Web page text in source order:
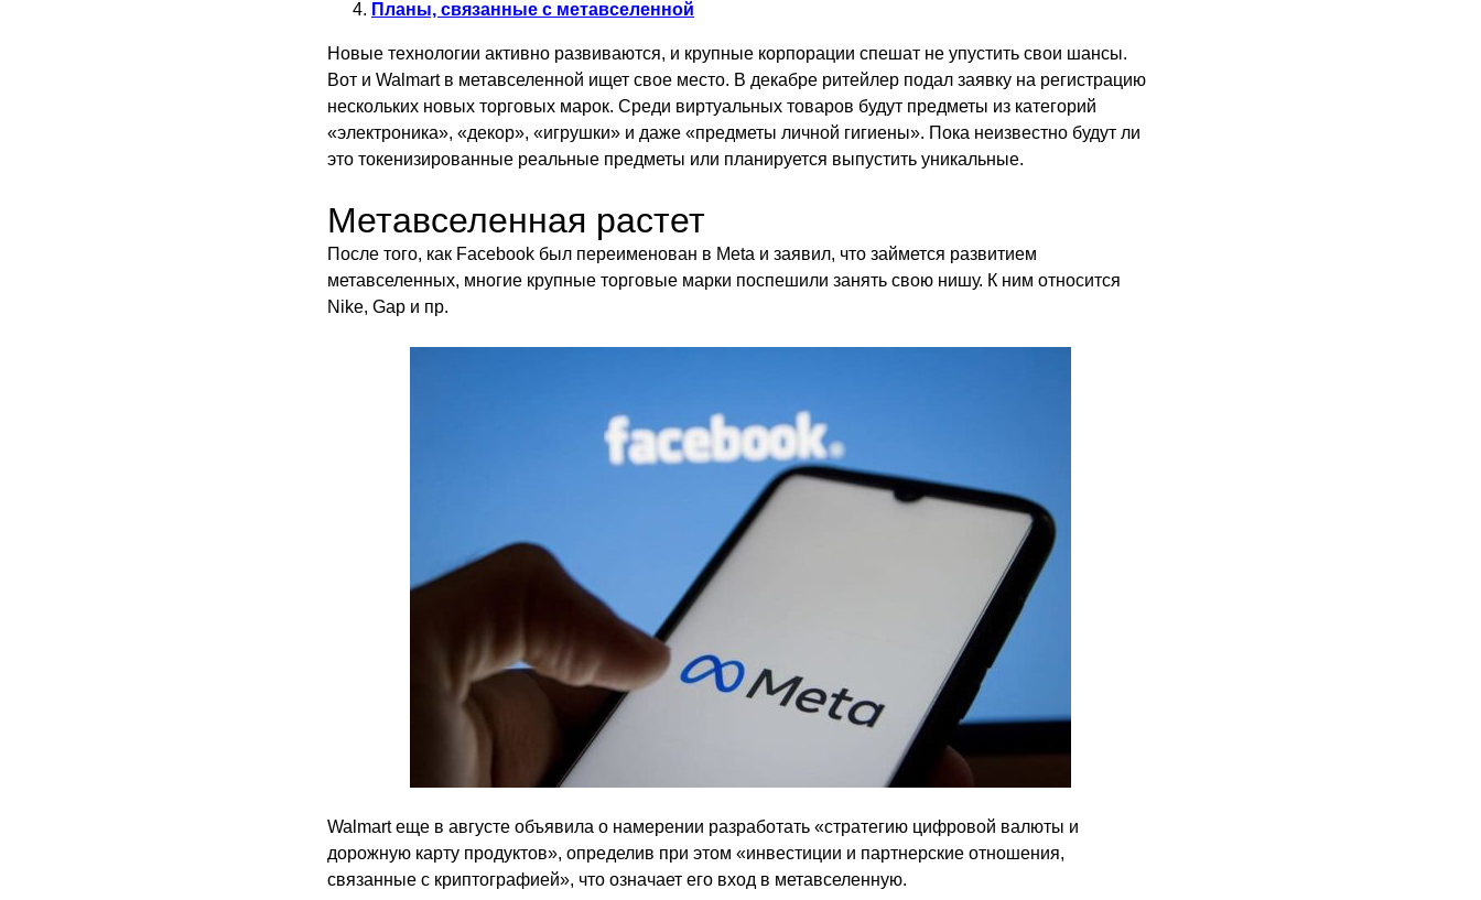
Планы, связанные с метавселенной
Новые технологии активно развиваются, и крупные корпорации спешат не упустить свои шансы.
Вот и Walmart в метавселенной ищет свое место. В декабре ритейлер подал заявку на регистрацию
нескольких новых торговых марок. Среди виртуальных товаров будут предметы из категорий
«электроника», «декор», «игрушки» и даже «предметы личной гигиены». Пока неизвестно будут ли
это токенизированные реальные предметы или планируется выпустить уникальные.
Метавселенная растет
После того, как Facebook был переименован в Meta и заявил, что займется развитием
метавселенных, многие крупные торговые марки поспешили занять свою нишу. К ним относится
Nike, Gap и пр.
Walmart еще в августе объявила о намерении разработать «стратегию цифровой валюты и
дорожную карту продуктов», определив при этом «инвестиции и партнерские отношения,
связанные с криптографией», что означает его вход в метавселенную.